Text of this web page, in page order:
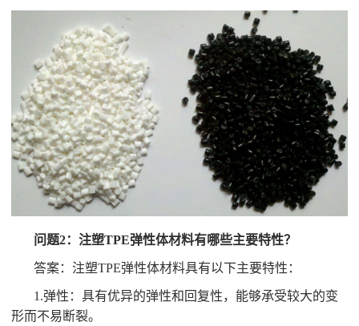
问题2：注塑TPE弹性体材料有哪些主要特性？
答案：注塑TPE弹性体材料具有以下主要特性：
1.弹性：具有优异的弹性和回复性，能够承受较大的变
形而不易断裂。